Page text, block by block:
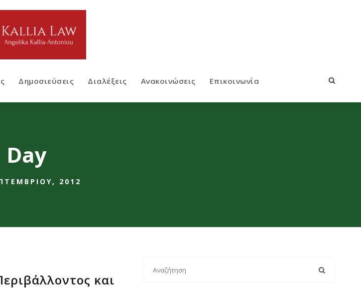
Δημοσιεύσεις Διαλέξεις Ανακοινώσεις Επικοινωνία
Day
2012
και